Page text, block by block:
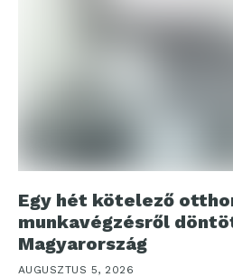
Egy hét kötelező
munkavégzésről
Magyarország
AUGUSZTUS 5, 2026